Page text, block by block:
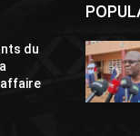
du
affaire